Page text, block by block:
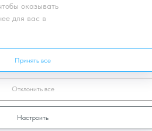
оказывать
для вас в
Принять все
Отклонить все
Настроить